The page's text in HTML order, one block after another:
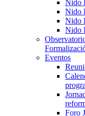
Nido
Nido
Nido
Nido
Eventos
Foro